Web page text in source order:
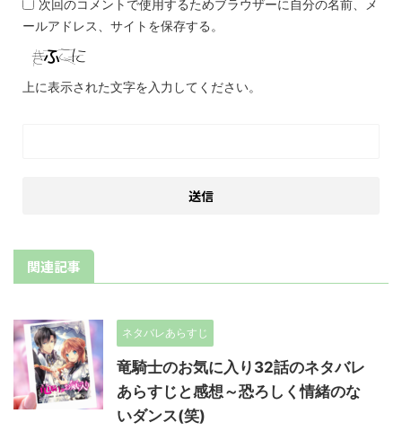
次回のコメントで使用するためブラウザーに自分の名前、メ
ールアドレス、サイトを保存する。
上に表示された文字を入力してください。
関連記事
ネタバレあらすじ
竜騎士のお気に入り32話のネタバレ
あらすじと感想～恐ろしく情緒のな
いダンス(笑)